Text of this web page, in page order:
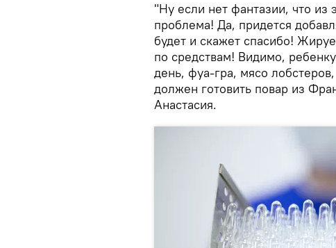
"Ну если нет фантазии, что из
проблема! Да, придется
будет и скажет спасибо!
по средствам! Видимо,
день, фуа-гра, мясо
должен готовить повар из
Анастасия.